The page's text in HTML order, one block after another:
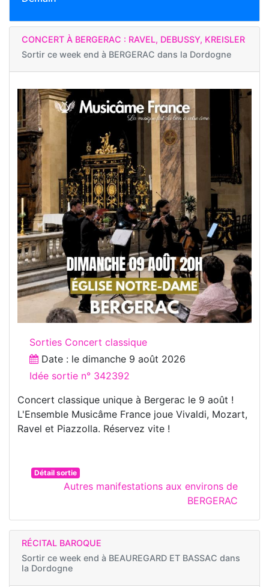
CONCERT À BERGERAC : RAVEL, DEBUSSY, KREISLER
Sortir ce week end à BERGERAC dans la Dordogne
Sorties Concert classique
Date : le dimanche 9 août 2026
Idée sortie n° 342392
Concert classique unique à Bergerac le 9 août !
L'Ensemble Musicâme France joue Vivaldi, Mozart,
Ravel et Piazzolla. Réservez vite !
Détail sortie
Autres manifestations aux environs de
BERGERAC
RÉCITAL BAROQUE
Sortir ce week end à BEAUREGARD ET BASSAC dans
la Dordogne